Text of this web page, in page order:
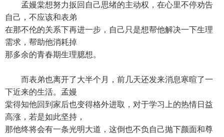
孟嫚棠想努力扳回自己思绪的主动权，在心里不停劝告
自己，不应该和表弟
在那不伦的关系下再进一步，自己只是想帮他解决一下生理
需求，帮助他消耗掉
那多余的青春期生理臆想。
而表弟也离开了大半个月，前几天还发来消息寒暄了一
下近来的生活。孟嫚
棠得知他回到家后也变得格外进取，对于学习上的热情日益
高涨，若是如此坚持，
那他终将会有一条光明大道，这倒也不负自己抛下颜面和尊